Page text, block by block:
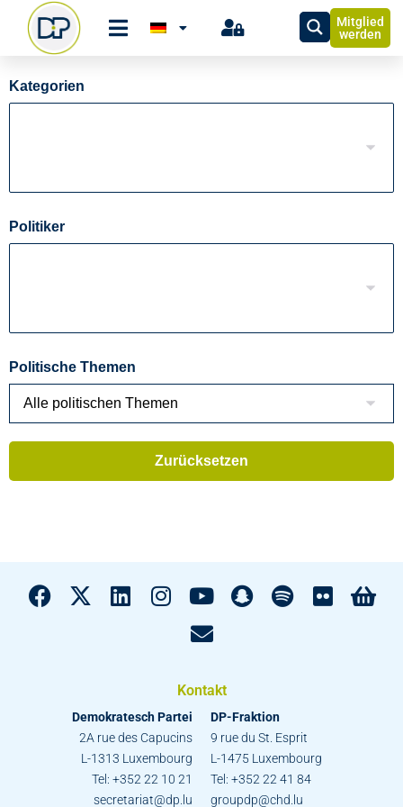
Mitglied
werden
Kategorien
Politiker
Politische Themen
Kontakt
Demokratesch Partei
2A rue des Capucins
L-1313 Luxembourg
Tel: +352 22 10 21
secretariat@dp.lu
DP-Fraktion
9 rue du St. Esprit
L-1475 Luxembourg
Tel: +352 22 41 84
groupdp@chd.lu